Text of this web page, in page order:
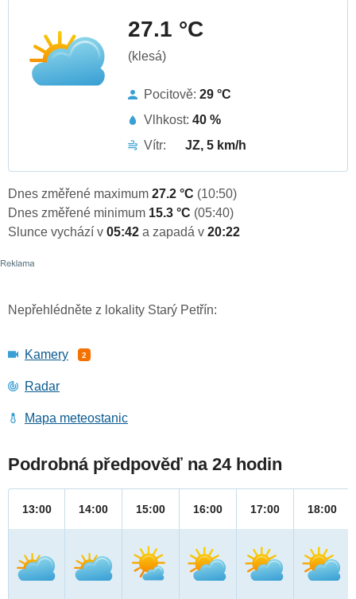
27.1 °C
(klesá)
Pocitově: 29 °C
Vlhkost: 40 %
Vítr:
JZ, 5 km/h
Dnes změřené maximum 27.2 °C (10:50)
Dnes změřené minimum 15.3 °C (05:40)
Slunce vychází v 05:42 a zapadá v 20:22
Nepřehlédněte z lokality Starý Petřín:
Kamery 2
Radar
Mapa meteostanic
Podrobná předpověď na 24 hodin
13:00 14:00 15:00 16:00 17:00 18:00